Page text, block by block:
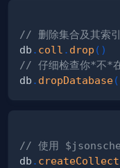
// 删除集合及其索
db . coll . drop ( )
// 仔细检查你*不
db . dropDatabase(
// 使用
db .